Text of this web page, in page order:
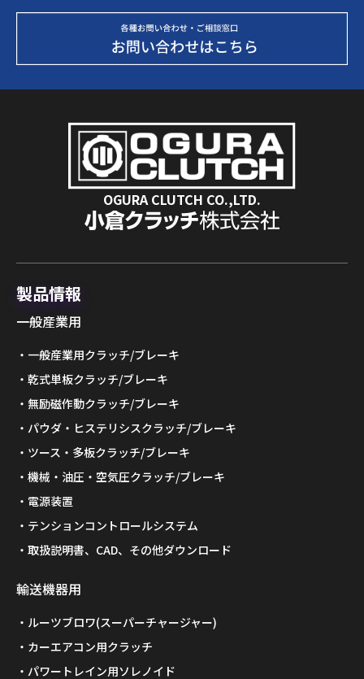
OGURA CLUTCH CO.,LTD.
製品情報
一般産業用
一般産業用クラッチ/ブレーキ
乾式単板クラッチ/ブレーキ
無励磁作動クラッチ/ブレーキ
パウダ・ヒステリシスクラッチ/ブレーキ
ツース・多板クラッチ/ブレーキ
機械・油圧・空気圧クラッチ/ブレーキ
電源装置
テンションコントロールシステム
取扱説明書、CAD、その他ダウンロード
輸送機器用
ルーツブロワ(スーパーチャージャー)
カーエアコン用クラッチ
パワートレイン用ソレノイド